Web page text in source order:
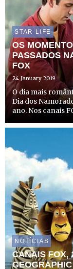
STAR LIFE
OS
PASSADOS
FOX
24 January 2019
O dia mais
Dia dos
ano. Nos canais
apaixonados ou
NOTÍCIAS
CANAIS FOX,